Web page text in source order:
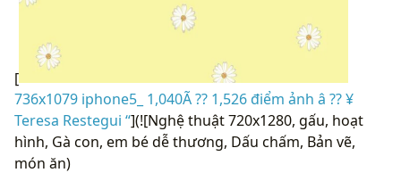
[
736x1079 iphone5_ 1,040Ã ?? 1,526 điểm ảnh â ?? ¥
Teresa Restegui “](![Nghệ thuật 720x1280, gấu, hoạt
hình, Gà con, em bé dễ thương, Dấu chấm, Bản vẽ,
món ăn)